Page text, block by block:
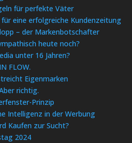
für perfekte Väter
für eine erfolgreiche Kundenzeitung
– der Markenbotschafter
heute noch?
unter 16 Jahren?
FLOW.
Eigenmarken
richtig.
Prinzip
Intelligenz in der Werbung
Kaufen zur Sucht?
2024